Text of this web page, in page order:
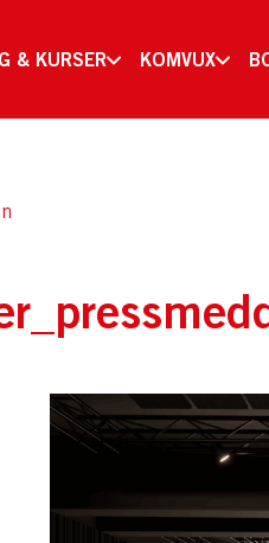
& KURSER KOMVUX